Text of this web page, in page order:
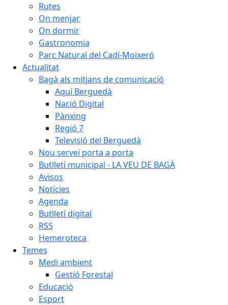
Rutes
On menjar
On dormir
Gastronomia
Parc Natural del Cadí-Moixeró
Actualitat
Bagà als mitjans de comunicació
Aquí Berguedà
Nació Digital
Pànxing
Regió 7
Televisió del Berguedà
Nou servei porta a porta
Butlletí municipal - LA VEU DE BAGÀ
Avisos
Notícies
Agenda
Butlletí digital
RSS
Hemeroteca
Temes
Medi ambient
Gestió Forestal
Educació
Esport